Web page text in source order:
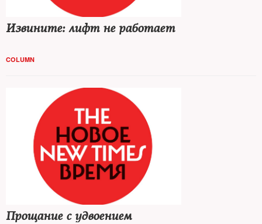
Извините: лифт не работает
COLUMN
Прощание с удвоением